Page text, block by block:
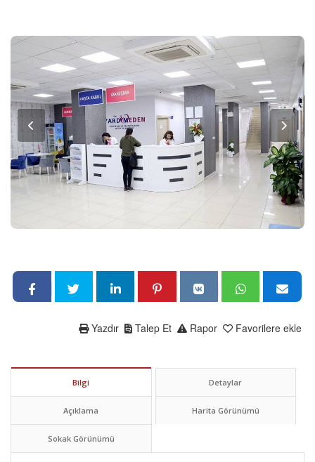
Favorilere ekle
Rapor
Talep Et
Yazdır
Bilgi Detaylar
Açıklama Harita Görünümü
Sokak Görünümü